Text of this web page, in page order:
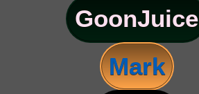
GoonJuice
Mark